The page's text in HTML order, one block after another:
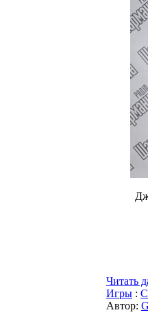
Читать
Игры :
Автор: